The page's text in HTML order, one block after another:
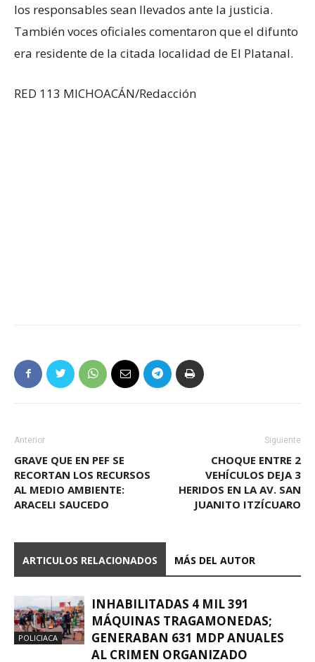
los responsables sean llevados ante la justicia.
También voces oficiales comentaron que el difunto
era residente de la citada localidad de El Platanal.
RED 113 MICHOACÁN/Redacción
Anterior
GRAVE QUE EN PEF SE
RECORTAN LOS RECURSOS
AL MEDIO AMBIENTE:
ARACELI SAUCEDO
Siguiente
CHOQUE ENTRE 2
VEHÍCULOS DEJA 3
HERIDOS EN LA AV. SAN
JUANITO ITZÍCUARO
ARTICULOS RELACIONADOS MÁS DEL AUTOR
POLICIACA
INHABILITADAS 4 MIL 391
MÁQUINAS TRAGAMONEDAS;
GENERABAN 631 MDP ANUALES
AL CRIMEN ORGANIZADO